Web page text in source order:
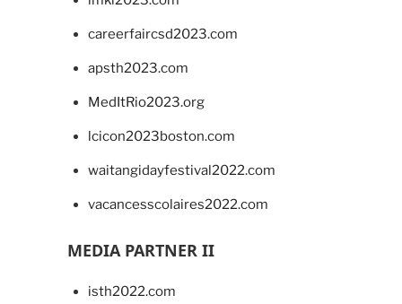
careerfaircsd2023.com
apsth2023.com
MedItRio2023.org
lcicon2023boston.com
waitangidayfestival2022.com
vacancesscolaires2022.com
MEDIA PARTNER II
isth2022.com